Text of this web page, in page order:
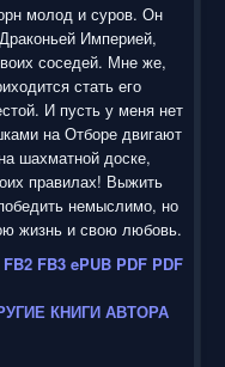
молод и суров. Он
Империей,
соседей. Мне же,
стать его
И пусть у меня нет
на Отборе двигают
шахматной доске,
правилах! Выжить
немыслимо, но
жизнь и свою любовь.
FB2 FB3 ePUB PDF PDF
КНИГИ АВТОРА